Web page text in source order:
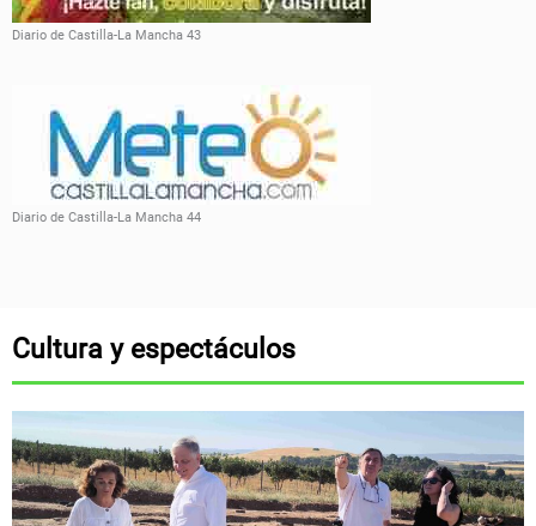
Diario de Castilla-La Mancha 43
Diario de Castilla-La Mancha 44
Cultura y espectáculos